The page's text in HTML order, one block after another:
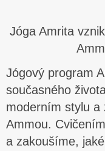
Jóga Amrita
Jógový program
současného
moderním stylu a
Ammou.
a zakoušíme,